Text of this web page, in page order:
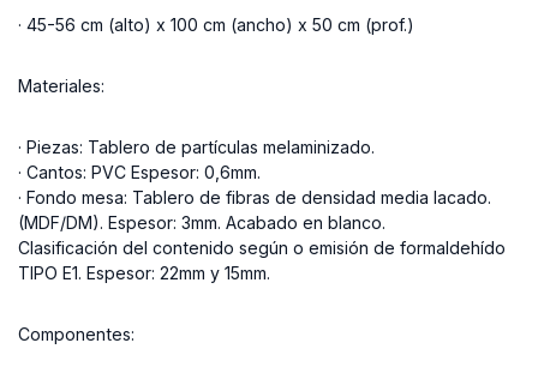
· 45-56 cm (alto) x 100 cm (ancho) x 50 cm (prof.)
Materiales:
· Piezas: Tablero de partículas melaminizado.
· Cantos: PVC Espesor: 0,6mm.
· Fondo mesa: Tablero de fibras de densidad media lacado.
(MDF/DM). Espesor: 3mm. Acabado en blanco.
Clasificación del contenido según o emisión de formaldehído
TIPO E1. Espesor: 22mm y 15mm.
Componentes: